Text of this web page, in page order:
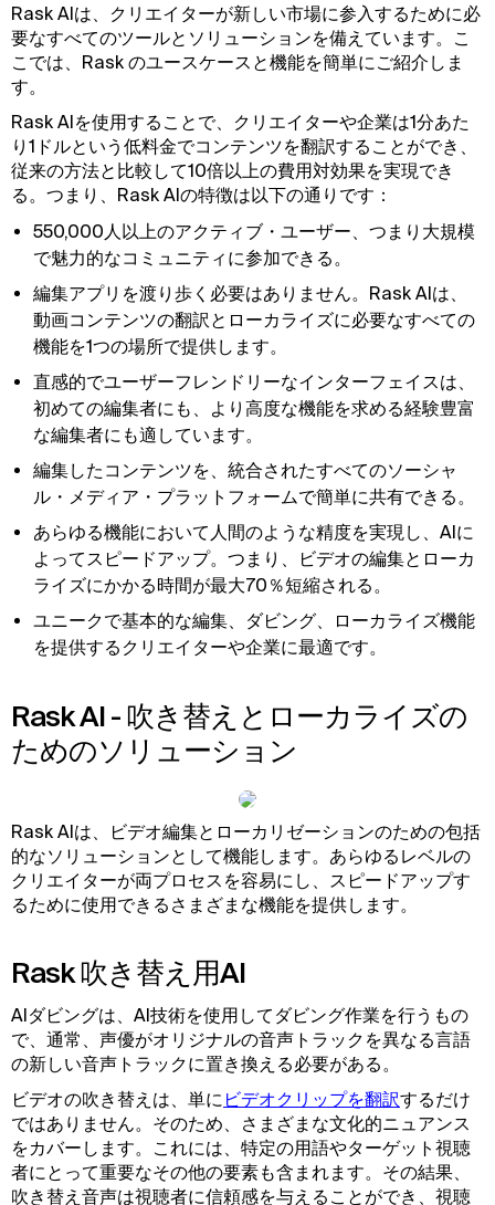
Rask AIは、クリエイターが新しい市場に参入するために必
要なすべてのツールとソリューションを備えています。こ
こでは、Rask のユースケースと機能を簡単にご紹介しま
す。
Rask AIを使用することで、クリエイターや企業は1分あた
り1ドルという低料金でコンテンツを翻訳することができ、
従来の方法と比較して10倍以上の費用対効果を実現でき
る。つまり、Rask AIの特徴は以下の通りです：
550,000人以上のアクティブ・ユーザー、つまり大規模
で魅力的なコミュニティに参加できる。
編集アプリを渡り歩く必要はありません。Rask AIは、
動画コンテンツの翻訳とローカライズに必要なすべての
機能を1つの場所で提供します。
直感的でユーザーフレンドリーなインターフェイスは、
初めての編集者にも、より高度な機能を求める経験豊富
な編集者にも適しています。
編集したコンテンツを、統合されたすべてのソーシャ
ル・メディア・プラットフォームで簡単に共有できる。
あらゆる機能において人間のような精度を実現し、AIに
よってスピードアップ。つまり、ビデオの編集とローカ
ライズにかかる時間が最大70％短縮される。
ユニークで基本的な編集、ダビング、ローカライズ機能
を提供するクリエイターや企業に最適です。
Rask AI - 吹き替えとローカライズの
ためのソリューション
Rask AIは、ビデオ編集とローカリゼーションのための包括
的なソリューションとして機能します。あらゆるレベルの
クリエイターが両プロセスを容易にし、スピードアップす
るために使用できるさまざまな機能を提供します。
Rask 吹き替え用AI
AIダビングは、AI技術を使用してダビング作業を行うもの
で、通常、声優がオリジナルの音声トラックを異なる言語
の新しい音声トラックに置き換える必要がある。
ビデオの吹き替えは、単に ビデオクリップを翻訳するだけ
ではありません。そのため、さまざまな文化的ニュアンス
をカバーします。これには、特定の用語やターゲット視聴
者にとって重要なその他の要素も含まれます。その結果、
吹き替え音声は視聴者に信頼感を与えることができ、視聴